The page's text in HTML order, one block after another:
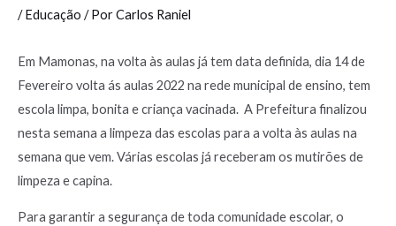
/Educação / PorCarlos Raniel
Em Mamonas, na volta às aulas já tem data definida, dia 14 de
Fevereiro volta ás aulas 2022 na rede municipal de ensino, tem
escola limpa, bonita e criança vacinada. A Prefeitura finalizou
nesta semana a limpeza das escolas para a volta às aulas na
semana que vem. Várias escolas já receberam os mutirões de
limpeza e capina.
Para garantir a segurança de toda comunidade escolar, o